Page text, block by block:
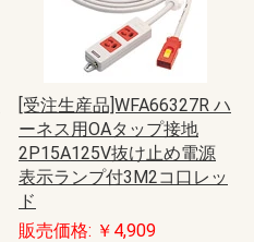
[受注生産品]WFA66327R ハ
ーネス用OAタップ接地
2P15A125V抜け止め電源
表示ランプ付3M2コ口レッ
ド
販売価格: ￥4,909